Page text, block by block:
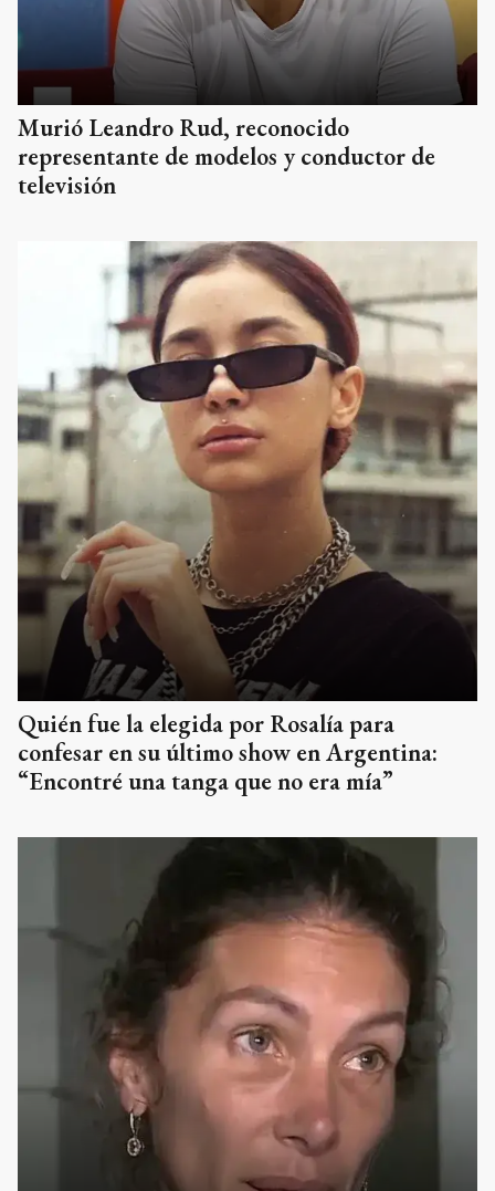
Murió Leandro Rud, reconocido
representante de modelos y conductor de
televisión
Quién fue la elegida por Rosalía para
confesar en su último show en Argentina:
“Encontré una tanga que no era mía”